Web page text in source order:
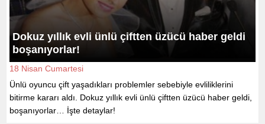
Dokuz yıllık evli ünlü çiftten üzücü haber geldi
boşanıyorlar!
18 Nisan Cumartesi
Ünlü oyuncu çift yaşadıkları problemler sebebiyle evliliklerini
bitirme kararı aldı. Dokuz yıllık evli ünlü çiftten üzücü haber geldi,
boşanıyorlar… İşte detaylar!